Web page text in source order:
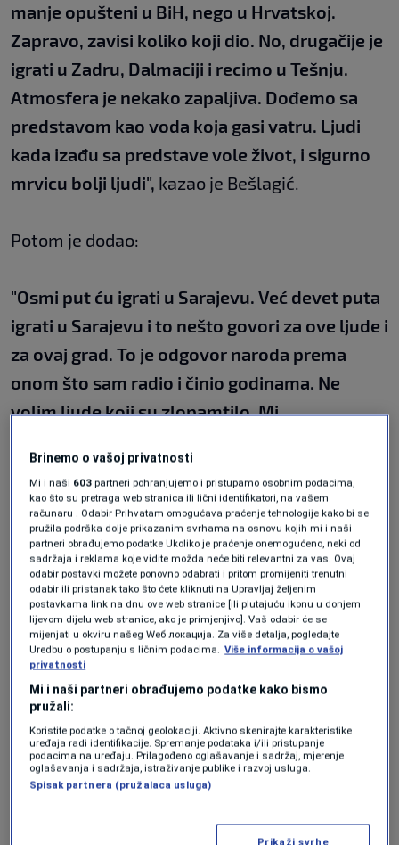
manje opušteni u BiH, nego u Hrvatskoj.
Zapravo, zavisi koliko koji dio. No, drugačije je
igrati u Zadru, Dalmaciji i recimo u Tešnju.
Atmosfera je nekako zapaljiva. Dođemo sa
predstavom kao voda koja gasi vatru. Ljudi
kada izađu sa predstave vole život, i sigurno
mrvicu bolji ljudi", kazao je Bešlagić.
Potom je dodao:
"Osmi put ću igrati u Sarajevu. Već devet puta
igrati u Sarajevu i to nešto govori za ove ljude i
za ovaj grad. To je odgovor naroda prema
onom što sam radio i činio godinama. Ne
volim ljude koji su zlopamtilo. Mi
razgovarate sa komšijom zbog zemlje, sutra
nećete dati djeci vašoj da komuniciraju. Bitno
je šta djeci ostavljamo u naslijeđe. To mora
biti ljubav. Djeca će konzumirati sve što
mogu".
No, kako kaže veliki broj ljudi u BiH živi u strahu
i boje se izraziti svoje mišljenje.
"Meni građani dolaze i govore da sam sve
upravu. Svugdje su ljudi u strahu i boje se
izraziti svoje mišljenje. To smatram
bio izoliran. No, ja sam imao alternativu. Imao
Brinemo o vašoj privatnosti
Mi i naši 603 partneri pohranjujemo i pristupamo osobnim podacima,
kao što su pretraga web stranica ili lični identifikatori, na vašem
računaru . Odabir Prihvatam omogućava praćenje tehnologije kako bi se
pružila podrška dolje prikazanim svrhama na osnovu kojih mi i naši
partneri obrađujemo podatke Ukoliko je praćenje onemogućeno, neki od
sadržaja i reklama koje vidite možda neće biti relevantni za vas. Ovaj
odabir postavki možete ponovno odabrati i pritom promijeniti trenutni
odabir ili pristanak tako što ćete kliknuti na Upravljaj željenim
postavkama link na dnu ove web stranice [ili plutajuću ikonu u donjem
lijevom dijelu web stranice, ako je primjenjivo]. Vaš odabir će se
mijenjati u okviru našeg Wеб локација. Za više detalja, pogledajte
Uredbu o postupanju s ličnim podacima. Više informacija o vašoj
privatnosti
Mi i naši partneri obrađujemo podatke kako bismo
pružali:
Koristite podatke o tačnoj geolokaciji. Aktivno skenirajte karakteristike
uređaja radi identifikacije. Spremanje podataka i/ili pristupanje
podacima na uređaju. Prilagođeno oglašavanje i sadržaj, mjerenje
oglašavanja i sadržaja, istraživanje publike i razvoj usluga.
Spisak partnera (pružalaca usluga)
Prikaži svrhe